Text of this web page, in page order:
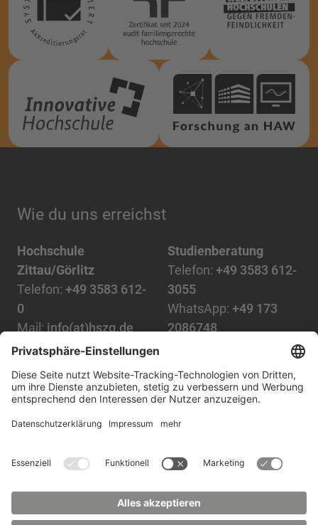
Wie du uns erreichst
Hochschule
Zittau/Görlitz
Telefon: +49 3583 612-
0
Mail: info(at)hszg.de
Studienberatung
Telefon: +49 3583 612-
3055
WhatsApp: +49 173
2086748
Alle StudiengängeDatenschutz
ImpressumBarrierefreiheitPresse